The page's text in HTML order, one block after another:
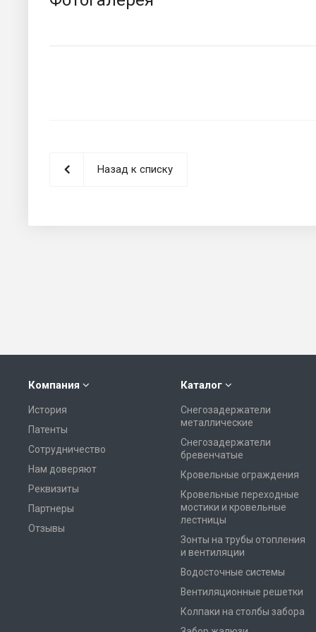
Назад к списку
Компания
История
Патенты
Сотрудничество
Нам доверяют
Реквизиты
Партнеры
Отзывы
Каталог
Снегозадержатели
металлические
Снегозадержатели
бревенчатые
Кровельные ограждения
Кровельные переходные
мостики и кровельные
лестницы
Зонты на трубы отопления
и вентиляции
Водосточные системы
Вентиляционные решетки
Колпаки на столбы забора